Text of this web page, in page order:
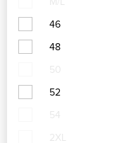
46
48
50
52
54
2XL